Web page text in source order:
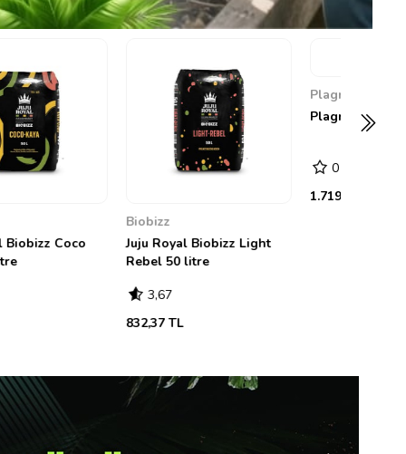
Plagron Royalmix 50 litre
Canna
Canna Terra Professional
25 litre